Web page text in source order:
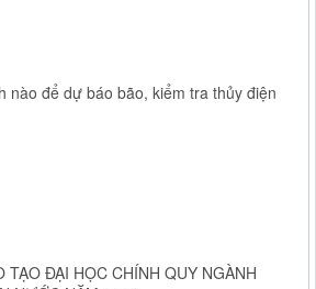
nào để dự báo bão, kiểm tra thủy điện
TẠO ĐẠI HỌC CHÍNH QUY NGÀNH